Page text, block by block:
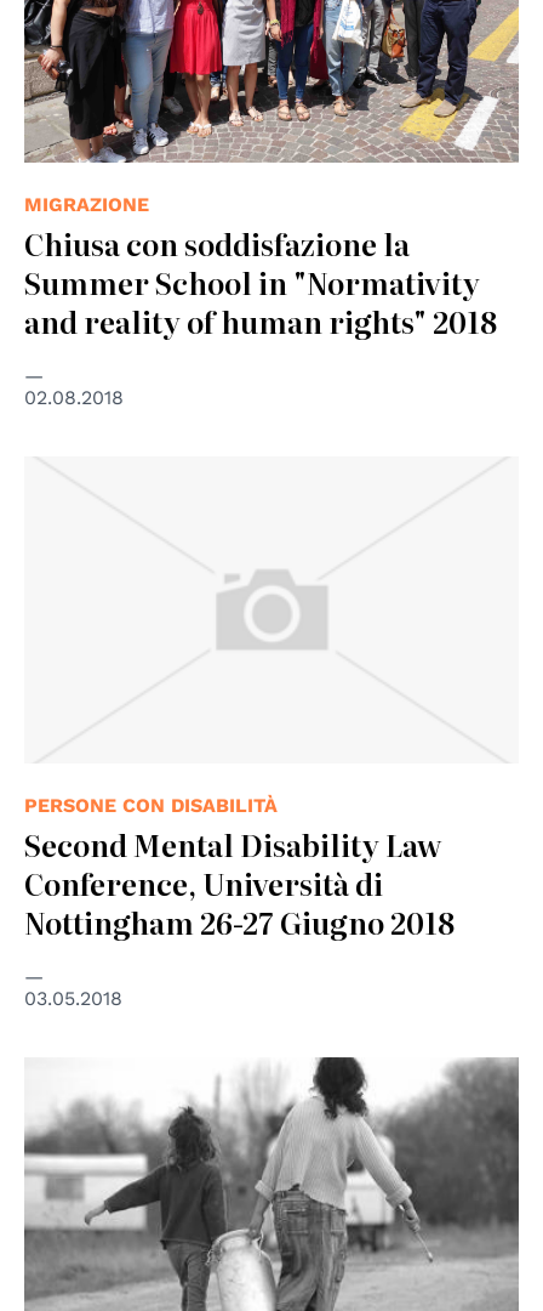
MIGRAZIONE
Chiusa con soddisfazione la
Summer School in "Normativity
and reality of human rights" 2018
02.08.2018
PERSONE CON DISABILITÀ
Second Mental Disability Law
Conference, Università di
Nottingham 26-27 Giugno 2018
03.05.2018